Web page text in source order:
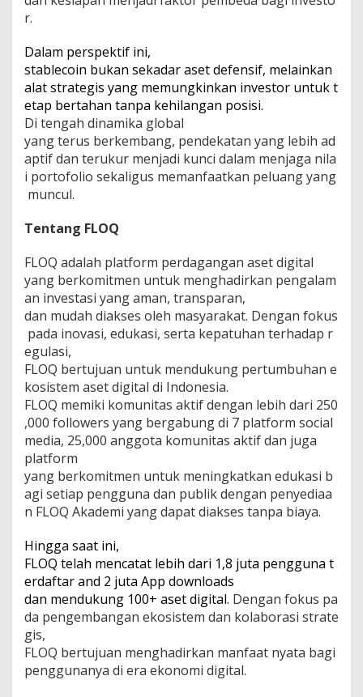
r.
Dalam perspektif ini,
stablecoin bukan sekadar aset defensif, melainkan
alat strategis yang memungkinkan investor untuk t
etap bertahan tanpa kehilangan posisi.
Di tengah dinamika global
yang terus berkembang, pendekatan yang lebih ad
aptif dan terukur menjadi kunci dalam menjaga nila
i portofolio sekaligus memanfaatkan peluang yang
muncul.
Tentang FLOQ
FLOQ adalah platform perdagangan aset digital
yang berkomitmen untuk menghadirkan pengalam
an investasi yang aman, transparan,
dan mudah diakses oleh masyarakat. Dengan fokus
pada inovasi, edukasi, serta kepatuhan terhadap r
egulasi,
FLOQ bertujuan untuk mendukung pertumbuhan e
kosistem aset digital di Indonesia.
FLOQ memiki komunitas aktif dengan lebih dari 250
,000 followers yang bergabung di 7 platform social
media, 25,000 anggota komunitas aktif dan juga
platform
yang berkomitmen untuk meningkatkan edukasi b
agi setiap pengguna dan publik dengan penyediaa
n FLOQ Akademi yang dapat diakses tanpa biaya.
Hingga saat ini,
FLOQ telah mencatat lebih dari 1,8 juta pengguna t
erdaftar and 2 juta App downloads
dan mendukung 100+ aset digital. Dengan fokus pa
da pengembangan ekosistem dan kolaborasi strate
gis,
FLOQ bertujuan menghadirkan manfaat nyata bagi
penggunanya di era ekonomi digital.